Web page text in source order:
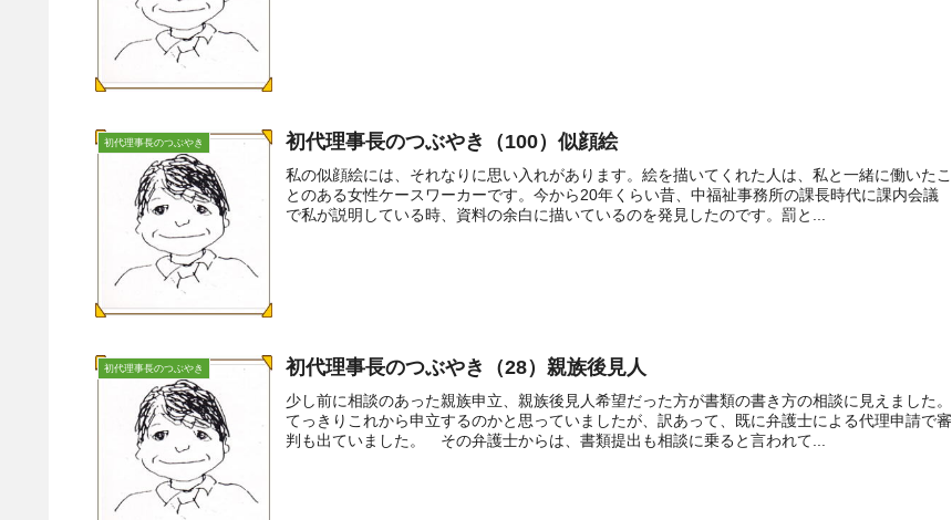
初代理事長のつぶやき 初代理事長のつぶやき（100）似顔絵
私の似顔絵には、それなりに思い入れがあります。絵を描いてくれた人は、私と一緒に働いたこ
とのある女性ケースワーカーです。今から20年くらい昔、中福祉事務所の課長時代に課内会議
で私が説明している時、資料の余白に描いているのを発見したのです。罰と...
初代理事長のつぶやき 初代理事長のつぶやき（28）親族後見人
少し前に相談のあった親族申立、親族後見人希望だった方が書類の書き方の相談に見えました。
てっきりこれから申立するのかと思っていましたが、訳あって、既に弁護士による代理申請で審
判も出ていました。 その弁護士からは、書類提出も相談に乗ると言われて...